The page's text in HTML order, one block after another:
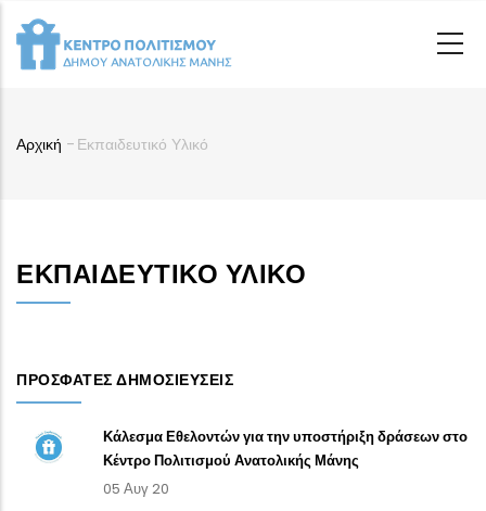
Παράκαμψη
προς
Breadcrumb
Αρχική - Εκπαιδευτικό Υλικό
ΕΚΠΑΙΔΕΥΤΙΚΌ ΥΛΙΚΌ
ΠΡΌΣΦΑΤΕΣ ΔΗΜΟΣΙΕΎΣΕΙΣ
Κάλεσμα Εθελοντών για την υποστήριξη δράσεων στο
Κέντρο Πολιτισμού Ανατολικής Μάνης
05 Αυγ 20